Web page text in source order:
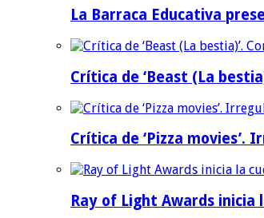
La Barraca Educativa
Crítica de ‘Beast (La
Crítica de ‘Pizza movies’.
Ray of Light Awards